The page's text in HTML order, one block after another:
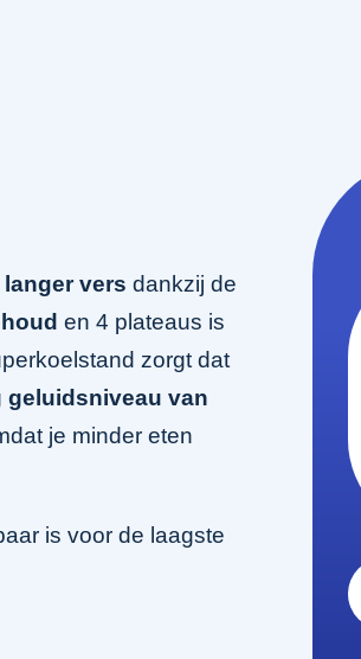
langer vers dankzij de
en 4 plateaus is
zorgt dat
geluidsniveau van
je minder eten
is voor de laagste